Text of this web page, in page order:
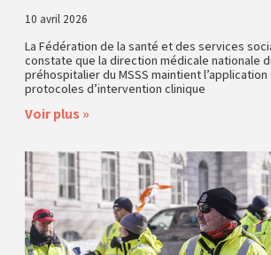
10 avril 2026
La Fédération de la santé et des services
constate que la direction médicale nationale
préhospitalier du MSSS maintient
protocoles d’intervention clinique
Voir plus »